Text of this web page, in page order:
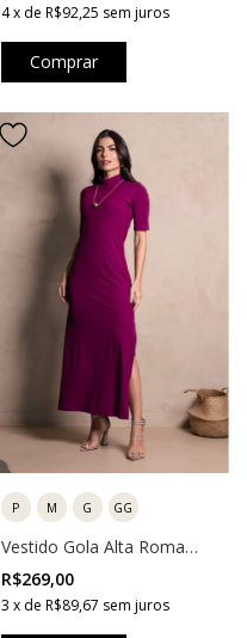
4 x de R$92,25 sem juros
Comprar
P M G GG
Vestido Gola Alta Roma
Violeta
R$269,00
3 x de R$89,67 sem juros